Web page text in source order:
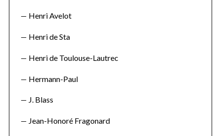
Henri Avelot
Henri de Sta
Henri de Toulouse-Lautrec
Hermann-Paul
J. Blass
Jean-Honoré Fragonard